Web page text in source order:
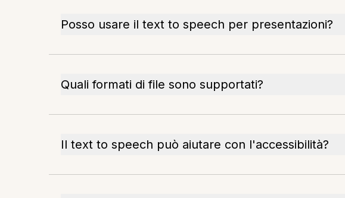
Posso usare il text to speech per presentazioni?
Quali formati di file sono supportati?
Il text to speech può aiutare con l'accessibilità?